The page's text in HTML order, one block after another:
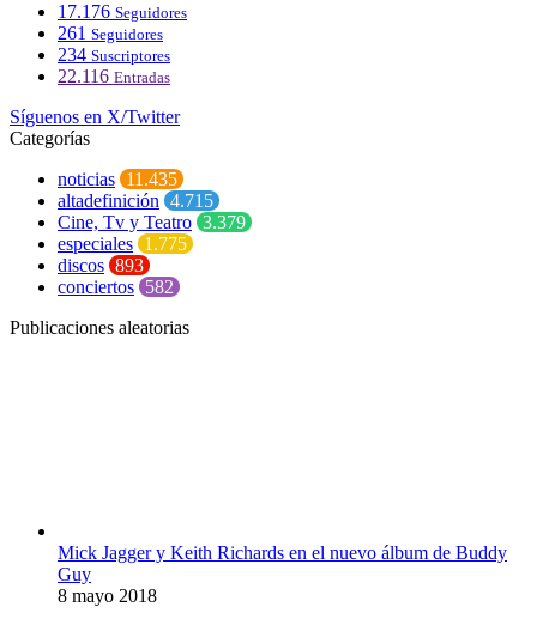
17.176 Seguidores
261 Seguidores
234 Suscriptores
22.116 Entradas
Síguenos en X/Twitter
Categorías
noticias 11.435
altadefinición 4.715
Cine, Tv y Teatro 3.379
especiales 1.775
discos 893
conciertos 582
Publicaciones aleatorias
Mick Jagger y Keith Richards en el nuevo álbum de Buddy
Guy
8 mayo 2018